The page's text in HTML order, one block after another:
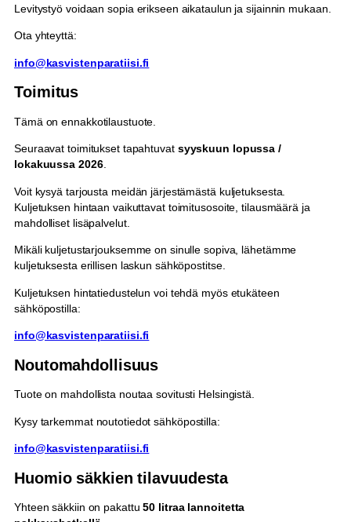
Levitystyö voidaan sopia erikseen aikataulun ja sijainnin mukaan.
Ota yhteyttä:
info@kasvistenparatiisi.fi
Toimitus
Tämä on ennakkotilaustuote.
Seuraavat toimitukset tapahtuvat syyskuun lopussa /
lokakuussa 2026.
Voit kysyä tarjousta meidän järjestämästä kuljetuksesta.
Kuljetuksen hintaan vaikuttavat toimitusosoite, tilausmäärä ja
mahdolliset lisäpalvelut.
Mikäli kuljetustarjouksemme on sinulle sopiva, lähetämme
kuljetuksesta erillisen laskun sähköpostitse.
Kuljetuksen hintatiedustelun voi tehdä myös etukäteen
sähköpostilla:
info@kasvistenparatiisi.fi
Noutomahdollisuus
Tuote on mahdollista noutaa sovitusti Helsingistä.
Kysy tarkemmat noutotiedot sähköpostilla:
info@kasvistenparatiisi.fi
Huomio säkkien tilavuudesta
Yhteen säkkiin on pakattu50 litraa lannoitetta